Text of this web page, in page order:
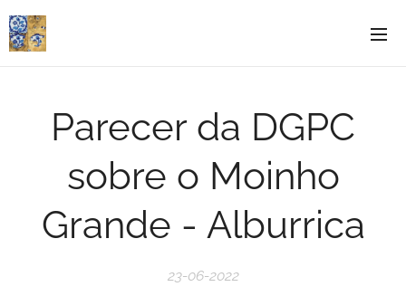
Parecer da DGPC
sobre o Moinho
Grande - Alburrica
23-06-2022